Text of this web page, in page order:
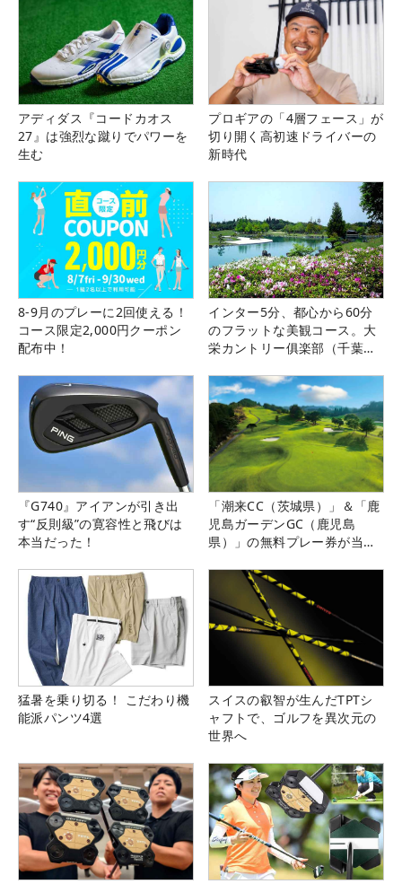
アディダス『コードカオス
27』は強烈な蹴りでパワーを
生む
プロギアの「4層フェース」が
切り開く高初速ドライバーの
新時代
8-9月のプレーに2回使える！
コース限定2,000円クーポン
配布中！
インター5分、都心から60分
のフラットな美観コース。大
栄カントリー俱楽部（千葉
『G740』アイアンが引き出
す“反則級”の寛容性と飛びは
本当だった！
「潮来CC（茨城県）」＆「鹿
児島ガーデンGC（鹿児島
県）」の無料プレー券が当た
猛暑を乗り切る！ こだわり機
能派パンツ4選
スイスの叡智が生んだTPTシ
ャフトで、ゴルフを異次元の
世界へ